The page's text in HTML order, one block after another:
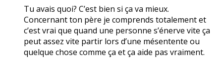
Tu avais quoi? C’est bien si ça va mieux.
Concernant ton père je comprends totalement et
c’est vrai que quand une personne s’énerve vite ça
peut assez vite partir lors d’une mésentente ou
quelque chose comme ça et ça aide pas vraiment.